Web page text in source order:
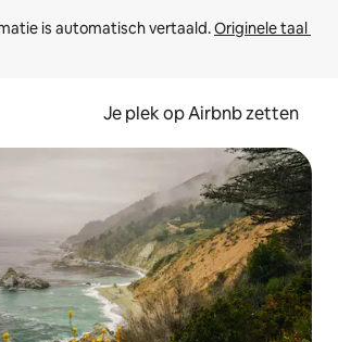
is automatisch vertaald. Originele taal
Je plek op Airbnb zetten